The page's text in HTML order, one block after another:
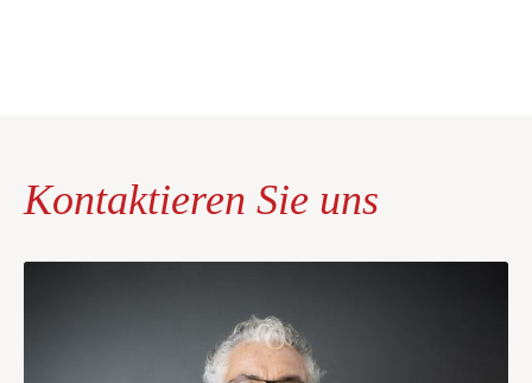
Kontaktieren Sie uns